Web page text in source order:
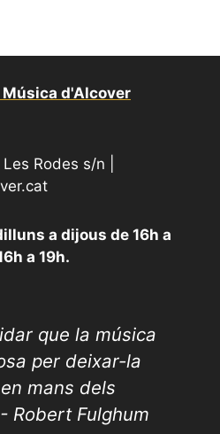
d'Alcover
Rodes s/n |
a dijous de 16h a
a 19h.
que la música
per deixar-la
mans dels
Robert Fulghum